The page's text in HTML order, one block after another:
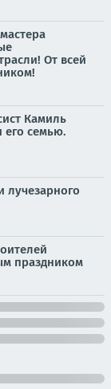
От всей
Камиль
его семью.
лучезарного
праздником